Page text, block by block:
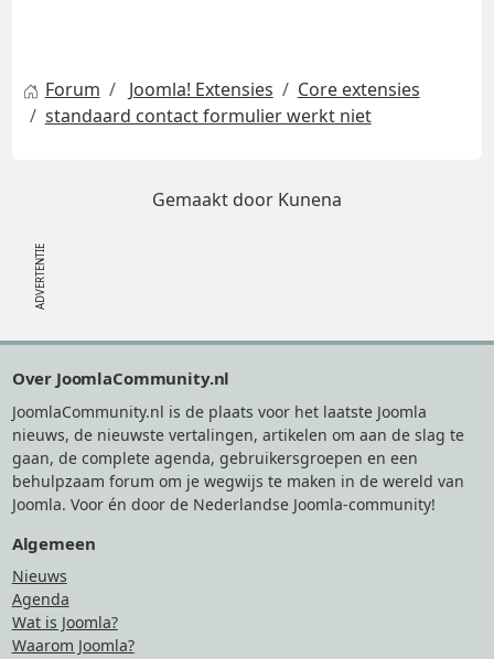
Forum Joomla! Extensies
Core extensies
standaard contact formulier werkt niet
Gemaakt door Kunena
Over JoomlaCommunity.nl
JoomlaCommunity.nl is de plaats voor het laatste Joomla
nieuws, de nieuwste vertalingen, artikelen om aan de slag te
gaan, de complete agenda, gebruikersgroepen en een
behulpzaam forum om je wegwijs te maken in de wereld van
Joomla. Voor én door de Nederlandse Joomla-community!
Algemeen
Nieuws
Agenda
Wat is Joomla?
Waarom Joomla?